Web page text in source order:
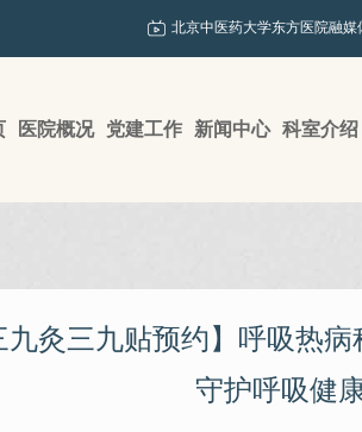
北京中医药大学东方医院融媒
医院概况 党建工作 新闻中心 科室介绍
九灸三九贴预约】呼吸热
守护呼吸健